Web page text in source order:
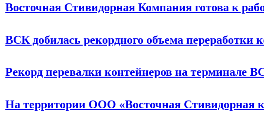
Восточная Стивидорная Компания готова к
ВСК добилась рекордного объема переработки
Рекорд перевалки контейнеров на терминале
На территории ООО «Восточная Стивидорная